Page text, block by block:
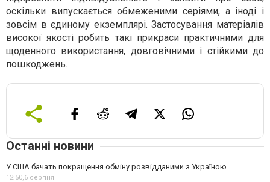
оскільки випускається обмеженими серіями, а іноді і
зовсім в єдиному екземплярі. Застосування матеріалів
високої якості робить такі прикраси практичними для
щоденного використання, довговічними і стійкими до
пошкоджень.
Останні новини
У США бачать покращення обміну розвідданими з Україною
12:50,6 серпня